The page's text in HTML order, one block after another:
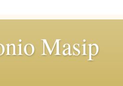
Masip